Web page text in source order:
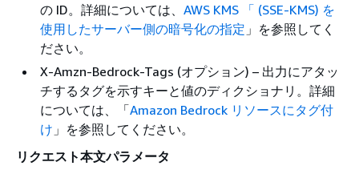
の ID。詳細については、 AWS KMS 「 (SSE-KMS) を
使用したサーバー側の暗号化の指定 」を参照してく
ださい。
X-Amzn-Bedrock-Tags (オプション) – 出力にアタッ
チするタグを示すキーと値のディクショナリ。詳細
については、「Amazon Bedrock リソースにタグ付
け 」を参照してください。
リクエスト本文パラメータ